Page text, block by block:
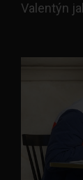
Valentýn